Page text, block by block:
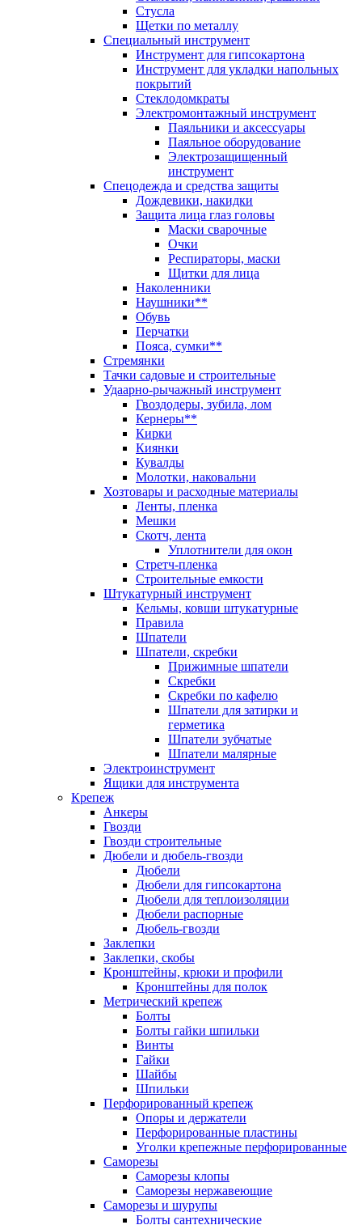
Стусла
Щетки по металлу
Специальный инструмент
Инструмент для гипсокартона
Инструмент для укладки напольных
покрытий
Стеклодомкраты
Электромонтажный инструмент
Паяльники и аксессуары
Паяльное оборудование
Электрозащищенный
инструмент
Спецодежда и средства защиты
Дождевики, накидки
Защита лица глаз головы
Маски сварочные
Очки
Респираторы, маски
Щитки для лица
Наколенники
Наушники**
Обувь
Перчатки
Пояса, сумки**
Стремянки
Тачки садовые и строительные
Удаарно-рычажный инструмент
Гвоздодеры, зубила, лом
Кернеры**
Кирки
Киянки
Кувалды
Молотки, наковальни
Хозтовары и расходные материалы
Ленты, пленка
Мешки
Скотч, лента
Уплотнители для окон
Стретч-пленка
Строительные емкости
Штукатурный инструмент
Кельмы, ковши штукатурные
Правила
Шпатели
Шпатели, скребки
Прижимные шпатели
Скребки
Скребки по кафелю
Шпатели для затирки и
герметика
Шпатели зубчатые
Шпатели малярные
Электроинструмент
Ящики для инструмента
Крепеж
Анкеры
Гвозди
Гвозди строительные
Дюбели и дюбель-гвозди
Дюбели
Дюбели для гипсокартона
Дюбели для теплоизоляции
Дюбели распорные
Дюбель-гвозди
Заклепки
Заклепки, скобы
Кронштейны, крюки и профили
Кронштейны для полок
Метрический крепеж
Болты
Болты гайки шпильки
Винты
Гайки
Шайбы
Шпильки
Перфорированный крепеж
Опоры и держатели
Перфорированные пластины
Уголки крепежные перфорированные
Саморезы
Саморезы клопы
Саморезы нержавеющие
Саморезы и шурупы
Болты сантехнические